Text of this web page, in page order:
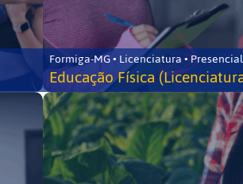
Formiga-MG • Licenciatura • Presencial
Educação Física